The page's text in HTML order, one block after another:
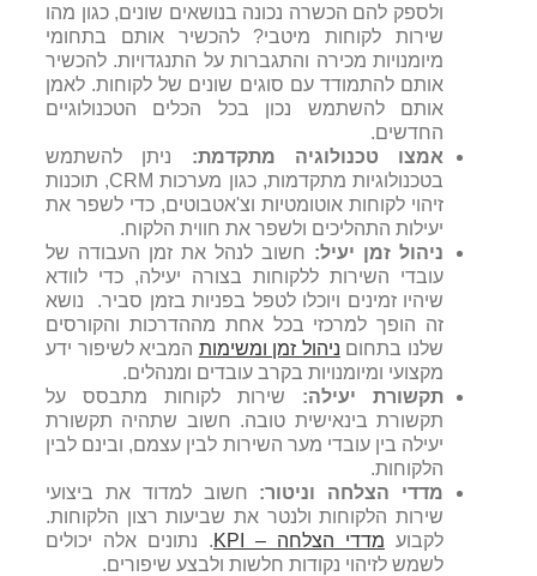
ולספק להם הכשרה נכונה בנושאים שונים, כגון מהו
שירות לקוחות מיטבי? להכשיר אותם בתחומי
מיומנויות מכירה והתגברות על התנגדויות. להכשיר
אותם להתמודד עם סוגים שונים של לקוחות. לאמן
אותם להשתמש נכון בכל הכלים הטכנולוגיים
החדשים.
אמצו טכנולוגיה מתקדמת: ניתן להשתמש
בטכנולוגיות מתקדמות, כגון מערכות CRM, תוכנות
זיהוי לקוחות אוטומטיות וצ'אטבוטים, כדי לשפר את
יעילות התהליכים ולשפר את חווית הלקוח.
ניהול זמן יעיל: חשוב לנהל את זמן העבודה של
עובדי השירות ללקוחות בצורה יעילה, כדי לוודא
שיהיו זמינים ויוכלו לטפל בפניות בזמן סביר. נושא
זה הופך למרכזי בכל אחת מההדרכות והקורסים
שלנו בתחום ניהול זמן ומשימות המביא לשיפור ידע
מקצועי ומיומנויות בקרב עובדים ומנהלים.
תקשורת יעילה: שירות לקוחות מתבסס על
תקשורת בינאישית טובה. חשוב שתהיה תקשורת
יעילה בין עובדי מער השירות לבין עצמם, ובינם לבין
הלקוחות.
מדדי הצלחה וניטור: חשוב למדוד את ביצועי
שירות הלקוחות ולנטר את שביעות רצון הלקוחות.
לקבוע מדדי הצלחה – KPI
. נתונים אלה יכולים
לשמש לזיהוי נקודות חלשות ולבצע שיפורים.